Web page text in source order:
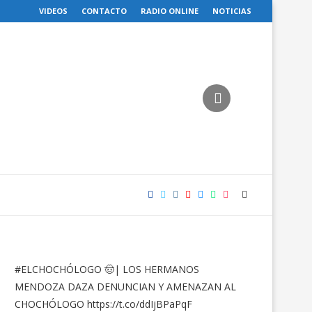
VIDEOS CONTACTO RADIO ONLINE NOTICIAS
#ELCHOCHÓLOGO 🤠| LOS HERMANOS
MENDOZA DAZA DENUNCIAN Y AMENAZAN AL
CHOCHÓLOGO https://t.co/ddIjBPaPqF